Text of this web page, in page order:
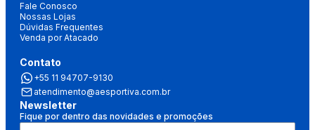
Fale Conosco
Nossas Lojas
Dúvidas Frequentes
Venda por Atacado
Contato
+55 11 94707-9130
atendimento@aesportiva.com.br
Newsletter
Fique por dentro das novidades e promoções